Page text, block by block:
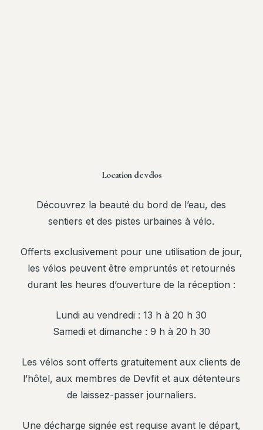
Location de vélos
Découvrez la beauté du bord de l’eau, des
sentiers et des pistes urbaines à vélo.
Offerts exclusivement pour une utilisation de jour,
les vélos peuvent être empruntés et retournés
durant les heures d’ouverture de la réception :
Lundi au vendredi : 13 h à 20 h 30
Samedi et dimanche : 9 h à 20 h 30
Les vélos sont offerts gratuitement aux clients de
l’hôtel, aux membres de Devfit et aux détenteurs
de laissez-passer journaliers.
Une décharge signée est requise avant le départ,